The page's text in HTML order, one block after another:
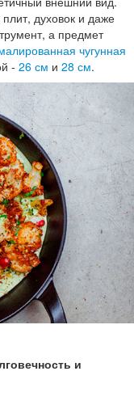
духовок и даже
а предмет
чугунная
- 26 см и 28 см.
и